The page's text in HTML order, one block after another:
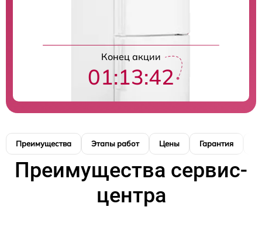
Конец акции
01:13:41
Преимущества Этапы работ Цены Гарантия
Преимущества сервис-
центра